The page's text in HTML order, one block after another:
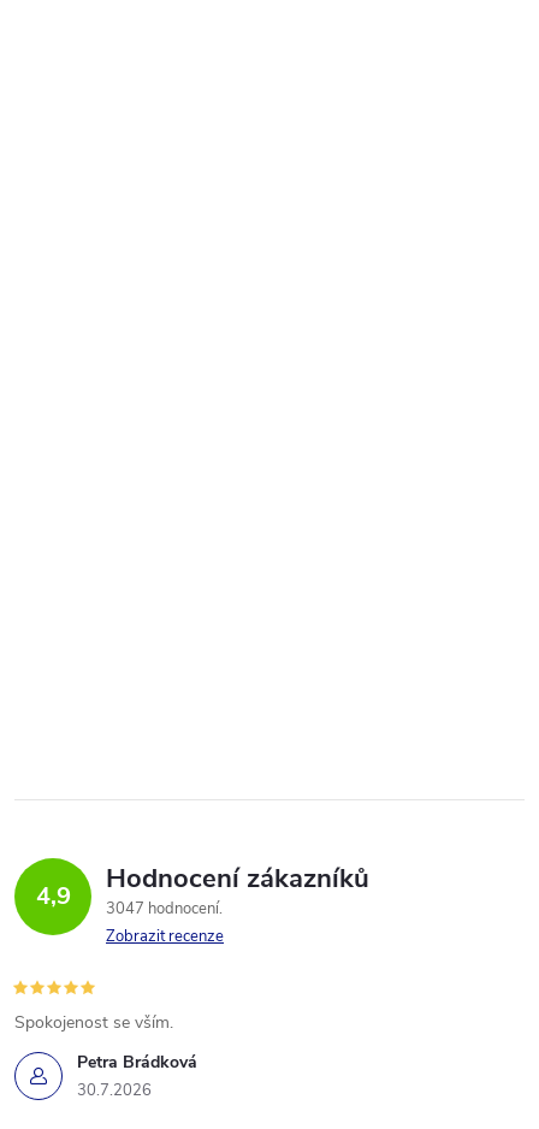
4,9 Hodnocení zákazníků
3047 hodnocení
Zobrazit recenze
Petra Brádková
30.7.2026
Spokojenost se vším.